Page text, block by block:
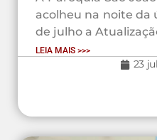
acolheu na noite da
de julho a
LEIA MAIS >>>
23